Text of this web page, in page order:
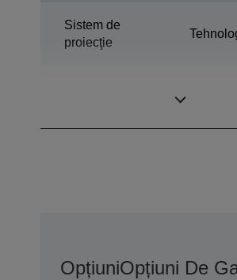
Sistem de
proiecţie
OpțiuniOpțiuni De